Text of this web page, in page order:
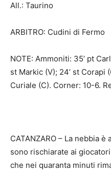
All.: Taurino
ARBITRO: Cudini di Fermo
NOTE: Ammoniti: 35’ pt
st Markic (V); 24’ st Corapi
Curiale (C). Corner: 10-6.
CATANZARO – La nebbia
sono rischiarate ai
che nei quaranta minuti